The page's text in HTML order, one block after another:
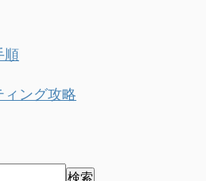
順
ィング攻略